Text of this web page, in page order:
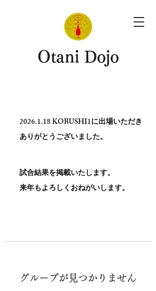
​Otani Dojo
2026.1.18KOBUSHI1に出場いただき
ありがとう​ございました。
試合結果を掲載いたします。
​来年もよろしくおねがいします。
グループが見つかりません